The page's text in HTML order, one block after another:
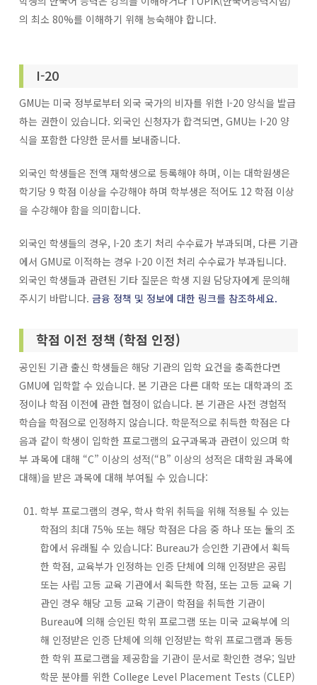
의 최소 80%를 이해하기 위해 능숙해야 합니다.
I-20
GMU는 미국 정부로부터 외국 국가의 비자를 위한 I-20 양식을 발급
하는 권한이 있습니다. 외국인 신청자가 합격되면, GMU는 I-20 양
식을 포함한 다양한 문서를 보내줍니다.
외국인 학생들은 전액 재학생으로 등록해야 하며, 이는 대학원생은
학기당 9 학점 이상을 수강해야 하며 학부생은 적어도 12 학점 이상
을 수강해야 함을 의미합니다.
외국인 학생들의 경우, I-20 초기 처리 수수료가 부과되며, 다른 기관
에서 GMU로 이적하는 경우 I-20 이전 처리 수수료가 부과됩니다.
외국인 학생들과 관련된 기타 질문은 학생 지원 담당자에게 문의해
주시기 바랍니다. 금융 정책 및 정보에 대한 링크를 참조하세요.
학점 이전 정책 (학점 인정)
공인된 기관 출신 학생들은 해당 기관의 입학 요건을 충족한다면
GMU에 입학할 수 있습니다. 본 기관은 다른 대학 또는 대학과의 조
정이나 학점 이전에 관한 협정이 없습니다. 본 기관은 사전 경험적
학습을 학점으로 인정하지 않습니다. 학문적으로 취득한 학점은 다
음과 같이 학생이 입학한 프로그램의 요구과목과 관련이 있으며 학
부 과목에 대해 “C” 이상의 성적(“B” 이상의 성적은 대학원 과목에
대해)을 받은 과목에 대해 부여될 수 있습니다:
학부 프로그램의 경우, 학사 학위 취득을 위해 적용될 수 있는
학점의 최대 75% 또는 해당 학점은 다음 중 하나 또는 둘의 조
합에서 유래될 수 있습니다: Bureau가 승인한 기관에서 획득
한 학점, 교육부가 인정하는 인증 단체에 의해 인정받은 공립
또는 사립 고등 교육 기관에서 획득한 학점, 또는 고등 교육 기
관인 경우 해당 고등 교육 기관이 학점을 취득한 기관이
Bureau에 의해 승인된 학위 프로그램 또는 미국 교육부에 의
해 인정받은 인증 단체에 의해 인정받는 학위 프로그램과 동등
한 학위 프로그램을 제공함을 기관이 문서로 확인한 경우; 일반
학문 분야를 위한 College Level Placement Tests (CLEP)